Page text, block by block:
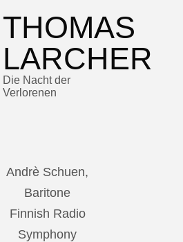
THOMAS
LARCHER
Die Nacht der
Verlorenen
Andrè Schuen,
Baritone
Finnish Radio
Symphony